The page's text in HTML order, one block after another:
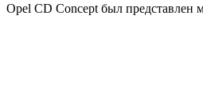
Opel CD Concept был представлен